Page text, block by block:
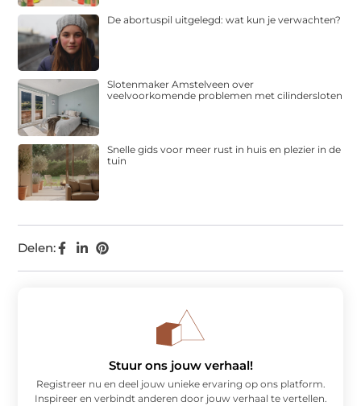
Delen:
De abortuspil uitgelegd: wat kun je verwachten?
Slotenmaker Amstelveen over
veelvoorkomende problemen met cilindersloten
Snelle gids voor meer rust in huis en plezier in de
tuin
Stuur ons jouw verhaal!
Registreer nu en deel jouw unieke ervaring op ons platform.
Inspireer en verbindt anderen door jouw verhaal te vertellen.